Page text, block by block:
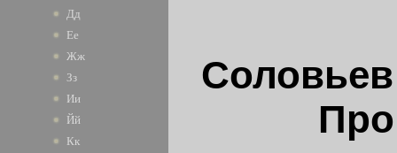
Дд
Ее
Жж
Зз
Ии
Йй
Кк